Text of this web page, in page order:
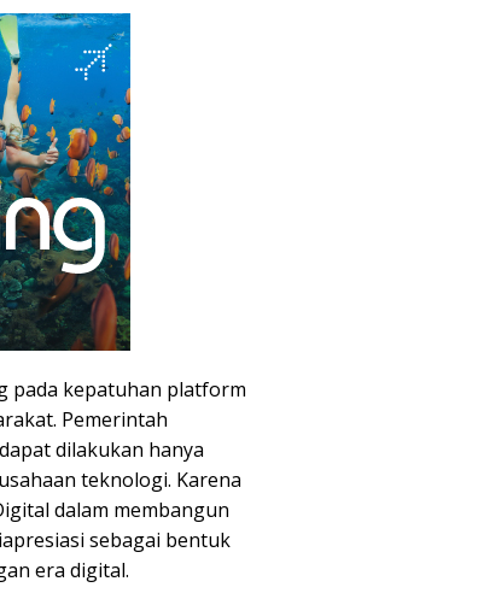
pada kepatuhan platform
Pemerintah
dilakukan hanya
teknologi. Karena
dalam membangun
sebagai bentuk
era digital.